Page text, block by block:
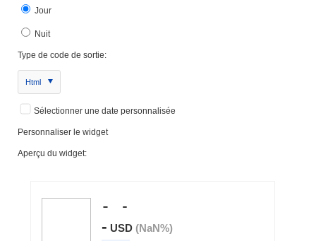
Jour
Nuit
Type de code de sortie:
Html
Sélectionner une date personnalisée
Personnaliser le widget
Aperçu du widget: